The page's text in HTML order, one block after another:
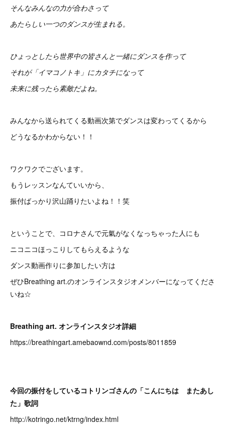
そんなみんなの力が合わさって
あたらしい一つのダンスが生まれる。
ひょっとしたら世界中の皆さんと一緒にダンスを作って
それが「イマコノトキ」にカタチになって
未来に残ったら素敵だよね。
みんなから送られてくる動画次第でダンスは変わってくるから
どうなるかわからない！！
ワクワクでございます。
もうレッスンなんていいから、
振付ばっかり沢山踊りたいよね！！笑
ということで、コロナさんで元氣がなくなっちゃった人にも
ニコニコほっこりしてもらえるような
ダンス動画作りに参加したい方は
ぜひBreathing art.のオンラインスタジオメンバーになってくださ
いね☆
Breathing art. オンラインスタジオ詳細
https://breathingart.amebaownd.com/posts/8011859
今回の振付をしているコトリンゴさんの「こんにちは またあし
た」歌詞
http://kotringo.net/ktrng/index.html